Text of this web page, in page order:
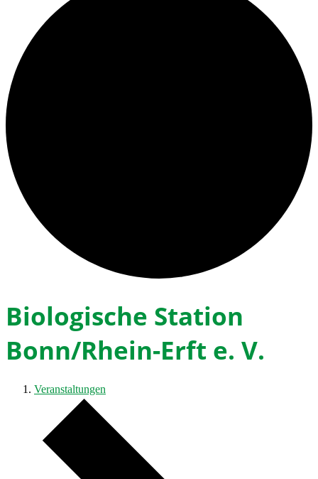
Biologische Station
Bonn/Rhein-Erft e. V.
Veranstaltungen